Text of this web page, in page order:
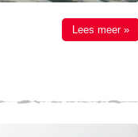
Lees meer »